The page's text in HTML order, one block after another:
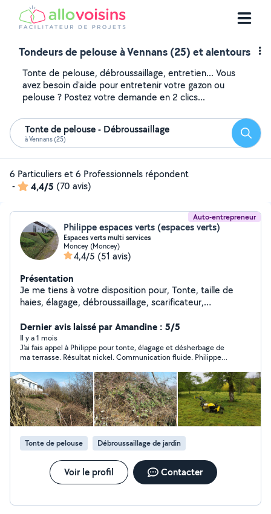
Tondeurs de pelouse à Vennans (25) et alentours
Tonte de pelouse, débroussaillage, entretien... Vous
avez besoin d'aide pour entretenir votre gazon ou
pelouse ? Postez votre demande en 2 clics...
Tonte de pelouse - Débroussaillage
à Vennans (25)
6 Particuliers et 6 Professionnels répondent
-
4,4/5 (70 avis)
Auto-entrepreneur
Philippe espaces verts (espaces verts)
Espaces verts multi services
Moncey (Moncey)
4,4/5 (51 avis)
Présentation
Je me tiens à votre disposition pour, Tonte, taille de
haies, élagage, débroussaillage, scarificateur,
travaux de bricolage. Bien cordialement Philippe
Dernier avis laissé par Amandine : 5/5
Il y a 1 mois
J'ai fais appel à Philippe pour tonte, élagage et désherbage de
ma terrasse. Résultat nickel. Communication fluide. Philippe
appel à lui sans hésiter.
Tonte de pelouse Débroussaillage de jardin
Voir le profil Contacter